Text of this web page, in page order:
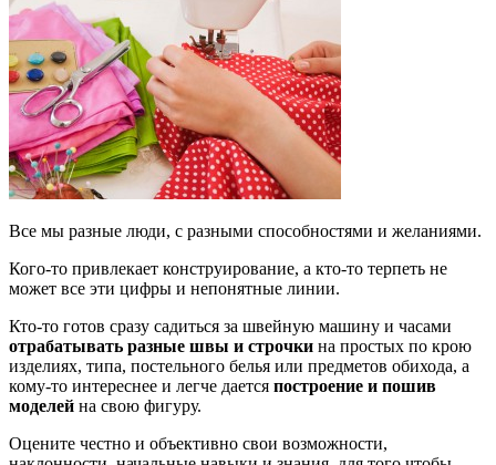
Все мы разные люди, с разными способностями и желаниями.
Кого-то привлекает конструирование, а кто-то терпеть не
может все эти цифры и непонятные линии.
Кто-то готов сразу садиться за швейную машину и часами
отрабатывать разные швы и строчки на простых по крою
изделиях, типа, постельного белья или предметов обихода, а
кому-то интереснее и легче дается построение и пошив
моделей на свою фигуру.
Оцените честно и объективно свои возможности,